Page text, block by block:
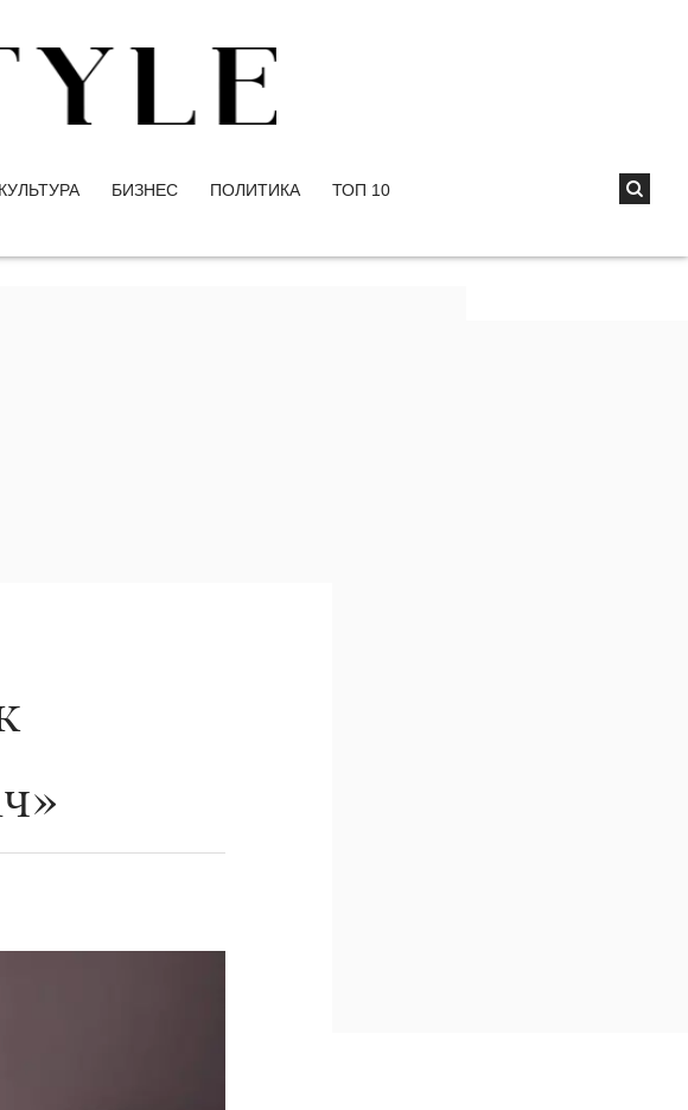
КУЛЬТУРА БИЗНЕС ПОЛИТИКА ТОП 10